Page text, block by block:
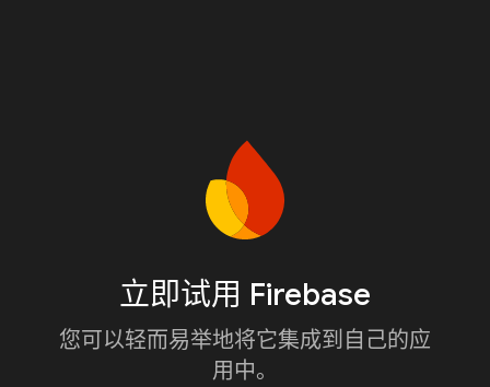
立即试用 Firebase
您可以轻而易举地将它集成到自己的应
用中。